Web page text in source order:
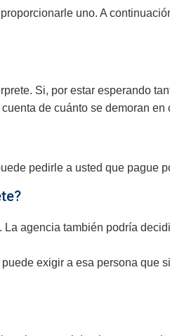
uno. A
Si, por estar esperando
de cuánto se demoran en
pedirle a usted que pague
agencia también podría
exigir a esa persona que